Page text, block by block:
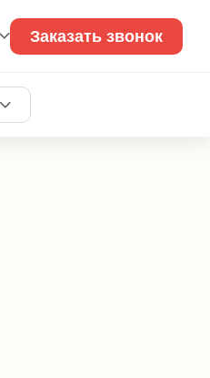
Заказать звонок